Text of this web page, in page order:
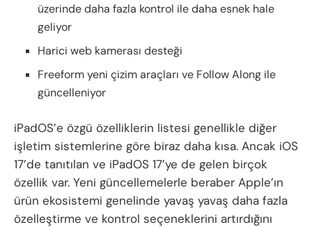
üzerinde daha fazla kontrol ile daha esnek hale
geliyor
Harici web kamerası desteği
Freeform yeni çizim araçları ve Follow Along ile
güncelleniyor
iPadOS’e özgü özelliklerin listesi genellikle diğer
işletim sistemlerine göre biraz daha kısa. Ancak iOS
17’de tanıtılan ve iPadOS 17’ye de gelen birçok
özellik var. Yeni güncellemelerle beraber Apple’ın
ürün ekosistemi genelinde yavaş yavaş daha fazla
özelleştirme ve kontrol seçeneklerini artırdığını